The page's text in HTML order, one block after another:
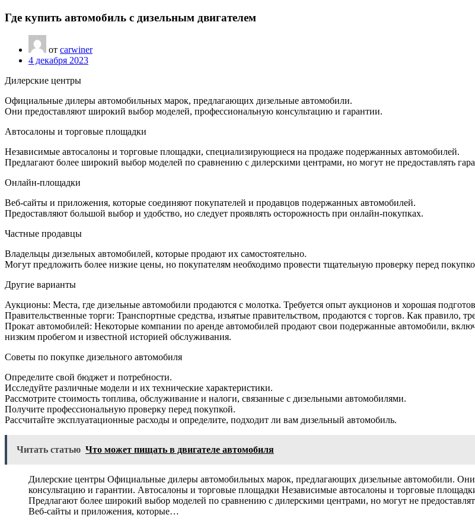
Где купить автомобиль с дизельным двигателем
от carwiner
4 декабря 2023
Дилерские центры
Официальные дилеры автомобильных марок, предлагающих дизельные автомобили.
Они предоставляют широкий выбор моделей, профессиональную консультацию и гарантии.
Автосалоны и торговые площадки
Независимые автосалоны и торговые площадки, специализирующиеся на продаже подержанных автомобилей.
Предлагают более широкий выбор моделей по сравнению с дилерскими центрами, но могут не предоставлять
Онлайн-площадки
Веб-сайты и приложения, которые соединяют покупателей и продавцов подержанных автомобилей.
Предоставляют большой выбор и удобство, но следует проявлять осторожность при онлайн-покупках.
Частные продавцы
Владельцы дизельных автомобилей, которые продают их самостоятельно.
Могут предложить более низкие цены, но покупателям необходимо провести тщательную проверку перед
Другие варианты
Аукционы: Места, где дизельные автомобили продаются с молотка. Требуется опыт аукционов и хорошая
Правительственные торги: Транспортные средства, изъятые правительством, продаются с торгов. Как
Прокат автомобилей: Некоторые компании по аренде автомобилей продают свои подержанные автомобили,
низким пробегом и известной историей обслуживания.
Советы по покупке дизельного автомобиля
Определите свой бюджет и потребности.
Исследуйте различные модели и их технические характеристики.
Рассмотрите стоимость топлива, обслуживание и налоги, связанные с дизельными автомобилями.
Получите профессиональную проверку перед покупкой.
Рассчитайте эксплуатационные расходы и определите, подходит ли вам дизельный автомобиль.
Читать статью Что может пищать в двигателе автомобиля
Дилерские центры Официальные дилеры автомобильных марок, предлагающих дизельные автомобили.
консультацию и гарантии. Автосалоны и торговые площадки Независимые автосалоны и торговые
Предлагают более широкий выбор моделей по сравнению с дилерскими центрами, но могут не
Веб-сайты и приложения, которые…